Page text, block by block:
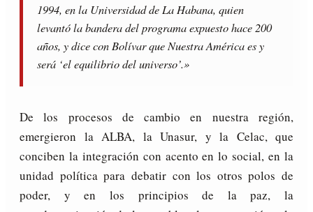
1994, en la Universidad de La Habana, quien
levantó la bandera del programa expuesto hace 200
años, y dice con Bolívar que Nuestra América es y
será ‘el equilibrio del universo’.»
De los procesos de cambio en nuestra región,
emergieron la ALBA, la Unasur, y la Celac, que
conciben la integración con acento en lo social, en la
unidad política para debatir con los otros polos de
poder, y en los principios de la paz, la